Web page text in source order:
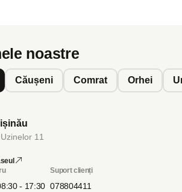
noastre
Căușeni Comrat Orhei
11
- 17:30
Suport clienți
078804411